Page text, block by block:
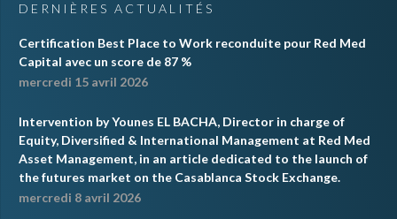
DERNIÈRES ACTUALITÉS
Certification Best Place to Work reconduite pour Red Med
Capital avec un score de 87 %
mercredi 15 avril 2026
Intervention by Younes EL BACHA, Director in charge of
Equity, Diversified & International Management at Red Med
Asset Management, in an article dedicated to the launch of
the futures market on the Casablanca Stock Exchange.
mercredi 8 avril 2026